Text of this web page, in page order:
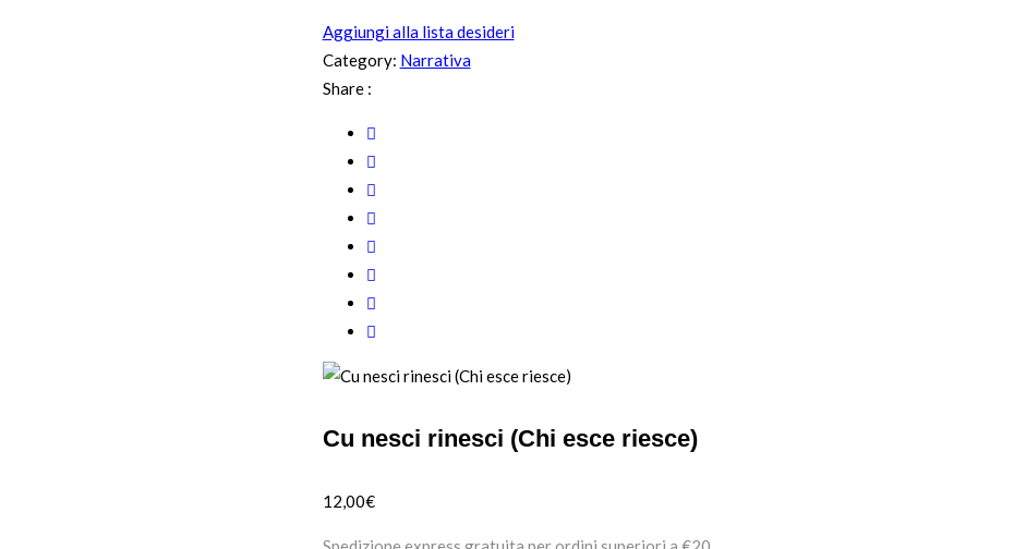
rinesci
(Chi
esce
quantità
Aggiungi alla lista desideri
Category: Narrativa
Share :
Cu nesci rinesci (Chi esce riesce)
12,00€